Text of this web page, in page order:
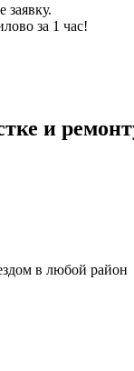
заявку.
за 1 час!
и
в любой район